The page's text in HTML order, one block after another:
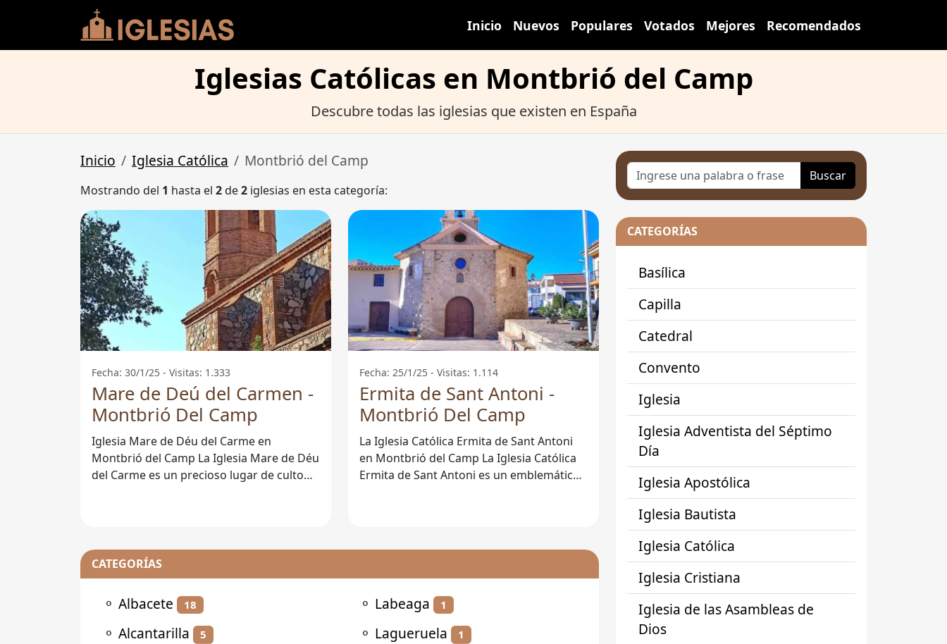
Inicio Nuevos Populares Votados Mejores Recomendados
Iglesias Católicas en Montbrió del Camp
Descubre todas las iglesias que existen en España
Inicio Iglesia Católica Montbrió del Camp
Mostrando del 1 hasta el 2de2 iglesias en esta categoría:
Fecha: 30/1/25 - Visitas: 1.333
Mare de Deú del Carmen -
Montbrió Del Camp
Iglesia Mare de Déu del Carme en
Montbrió del Camp La Iglesia Mare de Déu
del Carme es un precioso lugar de culto
Fecha: 25/1/25 - Visitas: 1.114
Ermita de Sant Antoni -
Montbrió Del Camp
La Iglesia Católica Ermita de Sant Antoni
en Montbrió del Camp La Iglesia Católica
Ermita de Sant Antoni es un emblemático
CATEGORÍAS
⚬ Albacete 18
⚬ Alcantarilla 5
⚬ Labeaga 1
⚬ Lagueruela 1
Buscar
CATEGORÍAS
Basílica
Capilla
Catedral
Convento
Iglesia
Iglesia Adventista del Séptimo
Día
Iglesia Apostólica
Iglesia Bautista
Iglesia Católica
Iglesia Cristiana
Iglesia de las Asambleas de
Dios